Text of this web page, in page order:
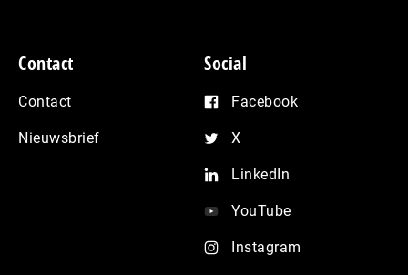
Contact
Contact
Nieuwsbrief
Social
Facebook
X
LinkedIn
YouTube
Instagram